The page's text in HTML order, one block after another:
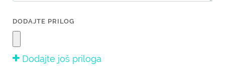
DODAJTE PRILOG
Dodajte još priloga